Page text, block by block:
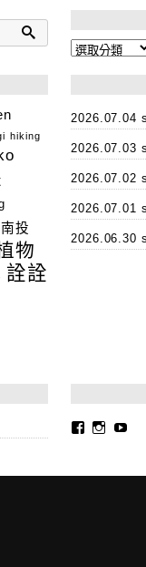
分
hiking
南投
物
詮詮
2026.07.04
2026.07.03
2026.07.02
2026.07.01
2026.06.30